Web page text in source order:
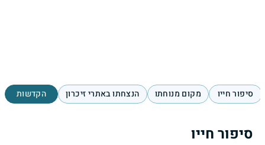
סיפור חייו מקום מנוחתו הנצחתו באתרי זיכרון הקדשות
סיפור חייו